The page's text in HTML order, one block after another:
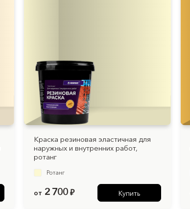
Краска резиновая эластичная для
наружных и внутренних работ,
ротанг
Ротанг
от 2 700 ₽ Купить